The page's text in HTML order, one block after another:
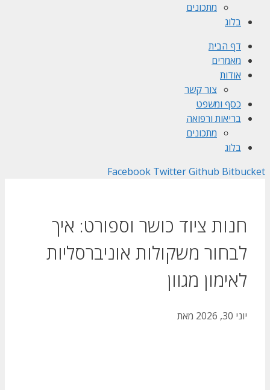
מתכונים
בלוג
דף הבית
מאמרים
אודות
צור קשר
כסף ומשפט
בריאות ורפואה
מתכונים
בלוג
Facebook TwitterGithub Bitbucket
חנות ציוד כושר וספורט: איך
לבחור משקולות אוניברסליות
לאימון מגוון
יוני 30, 2026 מאת